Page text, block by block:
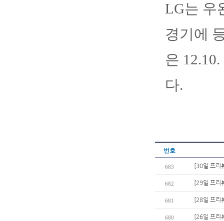
LG는 우
경기에
은
다.
번호
683 [30일 프리
682 [29일 프리
681 [28일 프리
680 [26일 프리